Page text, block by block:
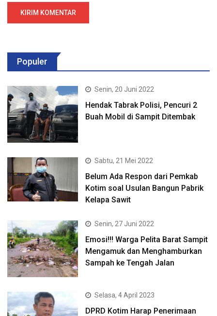
Populer
Senin, 20 Juni 2022
Hendak Tabrak Polisi, Pencuri 2
Buah Mobil di Sampit Ditembak
Sabtu, 21 Mei 2022
Belum Ada Respon dari Pemkab
Kotim soal Usulan Bangun Pabrik
Kelapa Sawit
Senin, 27 Juni 2022
Emosi!!! Warga Pelita Barat Sampit
Mengamuk dan Menghamburkan
Sampah ke Tengah Jalan
Selasa, 4 April 2023
DPRD Kotim Harap Penerimaan